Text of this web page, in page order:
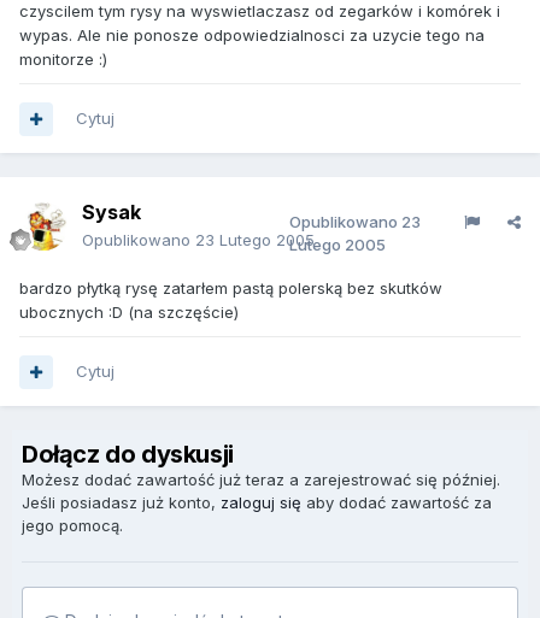
czyscilem tym rysy na wyswietlaczasz od zegarków i komórek i
wypas. Ale nie ponosze odpowiedzialnosci za uzycie tego na
monitorze :)
Cytuj
Sysak
Opublikowano 23 Lutego 2005
Opublikowano 23
Lutego 2005
bardzo płytką rysę zatarłem pastą polerską bez skutków
ubocznych :D (na szczęście)
Cytuj
Dołącz do dyskusji
Możesz dodać zawartość już teraz a zarejestrować się później.
Jeśli posiadasz już konto, zaloguj się aby dodać zawartość za
jego pomocą.